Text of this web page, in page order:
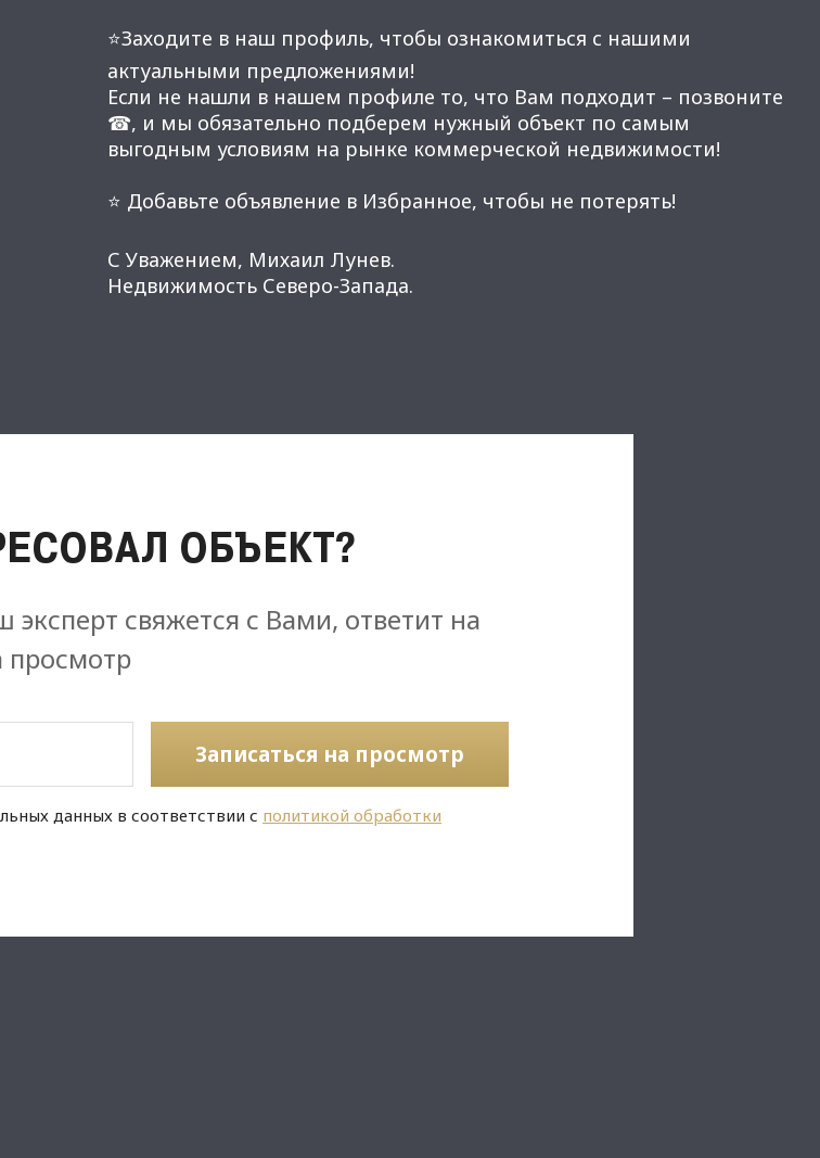
⭐Заходите в наш профиль, чтобы ознакомиться с нашими
актуальными предложениями!
Если не нашли в нашем профиле то, что Вам подходит – позвоните
☎, и мы обязательно подберем нужный объект по самым
выгодным условиям на рынке коммерческой недвижимости!
⭐ Добавьте объявление в Избранное, чтобы не потерять!
С Уважением, Михаил Лунев.
Недвижимость Северо-Запада.
ОБЪЕКТ?
свяжется с Вами, ответит на
просмотр
Записаться на просмотр
данных в соответствии с политикой обработки